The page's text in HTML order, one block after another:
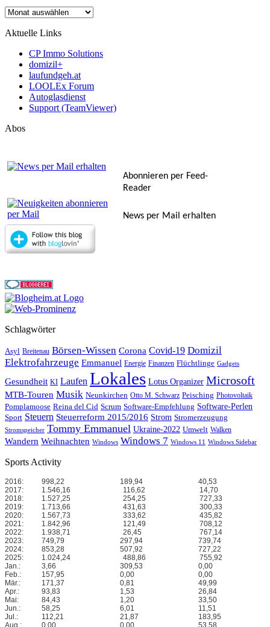
Archiv
Aktuelle Links
CP Immo Solutions
domizil+
laufundgeh.at
LOOLEx Forum
Autoglasdienst
Support (TeamViewer)
Abos
Abonnieren per Feed-
Reader
News per Mail erhalten
Schlagwörter
Asyl Breitenau Börsen-Wissen Corona Covid-19 Domizil
Elektrofahrzeuge Emmanuel Energie Finanzen Flüchtlinge Gadgets
Gesundheit KI Laufen Lokales Lotus Organizer Microsoft
MTB-Touren Musik Neunkirchen Otto M. Schwarz Peisching Photovoltaik
Pomplamoose Reina del Cid Scrum Software-Empfehlung Software-Perlen
Sport Steuern Steuerreform 2015/2016 Strom Stromerzeugung
Stromspeicher Tommy Emmanuel Ukraine-2022 Umwelt Walken
Wandern Weihnachten Windows Windows 7 Windows 11 Windows Sidebar
Sports Activity
2016: 998,22 189,94
40,53
2017:
1.546,16 116,62
14,70
2018:
1.527,25 254,25
727,33
2019:
1.713,66 431,63
300,33
2020:
1.567,73 333,62
435,82
2021:
1.842,96 121,49
708,12
2022:
1.938,71 26,45
767,14
2023:
749,79 297,94
739,74
2024:
853,28 507,92
727,22
2025:
1.024,24 488,86
755,92
Jan.:
3,66 309,53
0,00
Feb.:
157,95 0,00
0,00
Mär.:
171,37 0,81
49,99
Apr.:
93,83 1,53
26,84
Mai:
84,43 1,20
33,50
Jun.:
58,25 6,01
11,51
Jul.:
112,21 21,87
183,95
Aug.:
0,00 0,00 53,58